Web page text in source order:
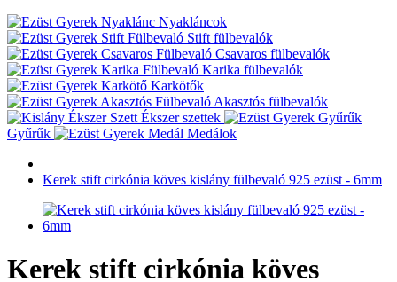
Nyakláncok
Stift fülbevalók
Csavaros fülbevalók
Karika fülbevalók
Karkötők
Akasztós fülbevalók
Ékszer szettek
Gyűrűk
Medálok
Kerek stift cirkónia köves kislány fülbevaló 925 ezüst - 6mm
Kerek stift cirkónia köves